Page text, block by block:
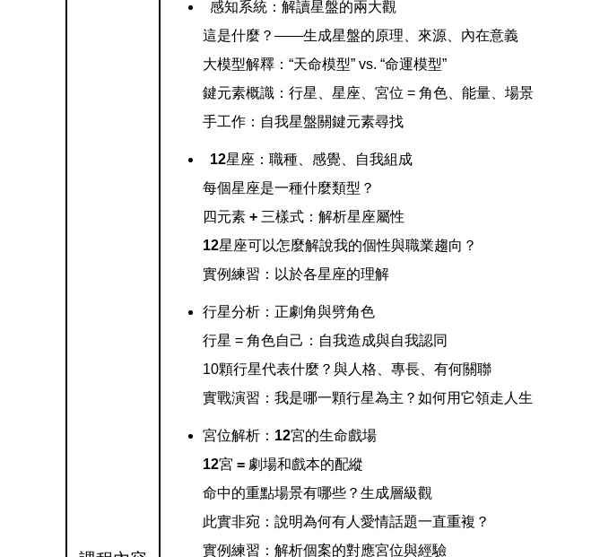
感知系統：解讀星盤的兩大觀
這是什麼？——生成星盤的原理、來源、內在意義
大模型解釋：“天命模型” vs. “命運模型”
鍵元素概識：行星、星座、宮位 = 角色、能量、場景
手工作：自我星盤關鍵元素尋找
12星座：職種、感覺、自我組成
每個星座是一種什麼類型？
四元素 + 三樣式：解析星座屬性
12星座可以怎麼解說我的個性與職業趨向？
實例練習：以於各星座的理解
行星分析：正劇角與劈角色
行星 = 角色自己：自我造成與自我認同
10顆行星代表什麼？與人格、專長、有何關聯
實戰演習：我是哪一顆行星為主？如何用它領走人生
宮位解析： 12宮的生命戲場
12宮 = 劇場和戲本的配縱
命中的重點場景有哪些？生成層級觀
此實非宛：說明為何有人愛情話題一直重複？
實例練習：解析個案的對應宮位與經驗